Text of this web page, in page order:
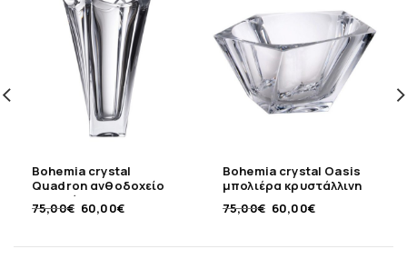
Bohemia crystal
Quadron ανθοδοχείο
κρυστάλλινο 30,5 εκ
75,00€ 60,00€
Bohemia crystal Oasis
μπολιέρα κρυστάλλινη
75,00€ 60,00€